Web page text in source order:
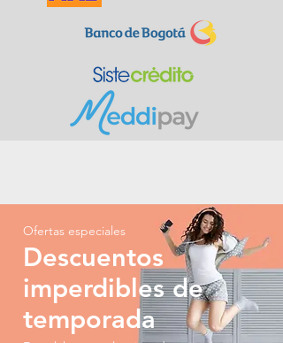
Ofertas especiales
Descuentos
imperdibles de
temporada